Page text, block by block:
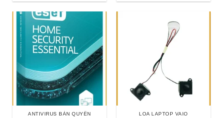
ANTIVIRUS BẢN QUYỀN LOA LAPTOP VAIO